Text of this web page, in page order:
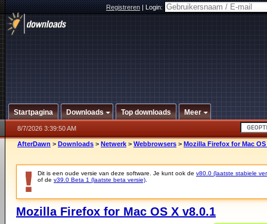
Registreren|Login:
Startpagina Downloads Top downloads Meer
8/7/2026 3:39:50 AM
AfterDawn > Downloads > Netwerk > Webbrowsers > Mozilla Firefox for Mac OS
Dit is een oude versie van deze software. Je kunt ook de v80.0 (laatste stabiele
of de v39.0 Beta 1 (laatste beta versie)
Mozilla Firefox for Mac OS X v8.0.1